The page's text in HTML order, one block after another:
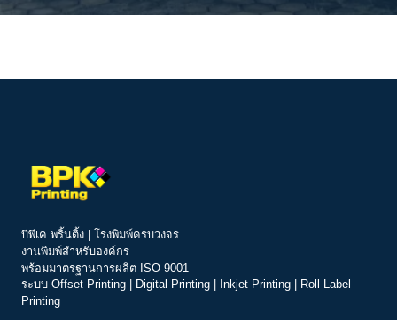
บีพีเค พริ้นติ้ง | โรงพิมพ์ครบวงจร
งานพิมพ์สำหรับองค์กร
พร้อมมาตรฐานการผลิต ISO 9001
ระบบ Offset Printing Digital Printing Inkjet Printing
Roll Label
Printing